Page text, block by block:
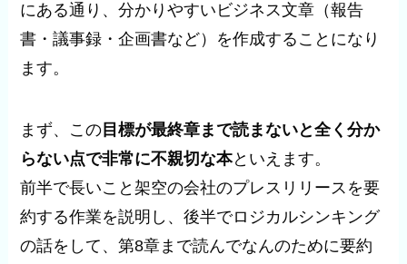
にある通り、分かりやすいビジネス文章（報告
書・議事録・企画書など）を作成することになり
ます。
まず、この 目標が最終章まで読まないと全く分か
らない点で非常に不親切な本といえます。
前半で長いこと架空の会社のプレスリリースを要
約する作業を説明し、後半でロジカルシンキング
の話をして、第8章まで読んでなんのために要約